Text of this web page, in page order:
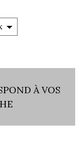
À VOS